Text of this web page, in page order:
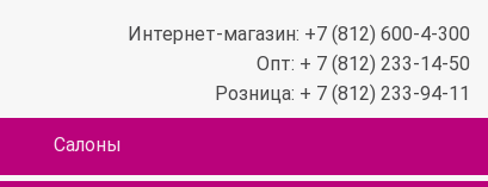
Интернет-магазин: +7 (812) 600-4-300
Опт: + 7 (812) 233-14-50
Розница: + 7 (812) 233-94-11
Салоны